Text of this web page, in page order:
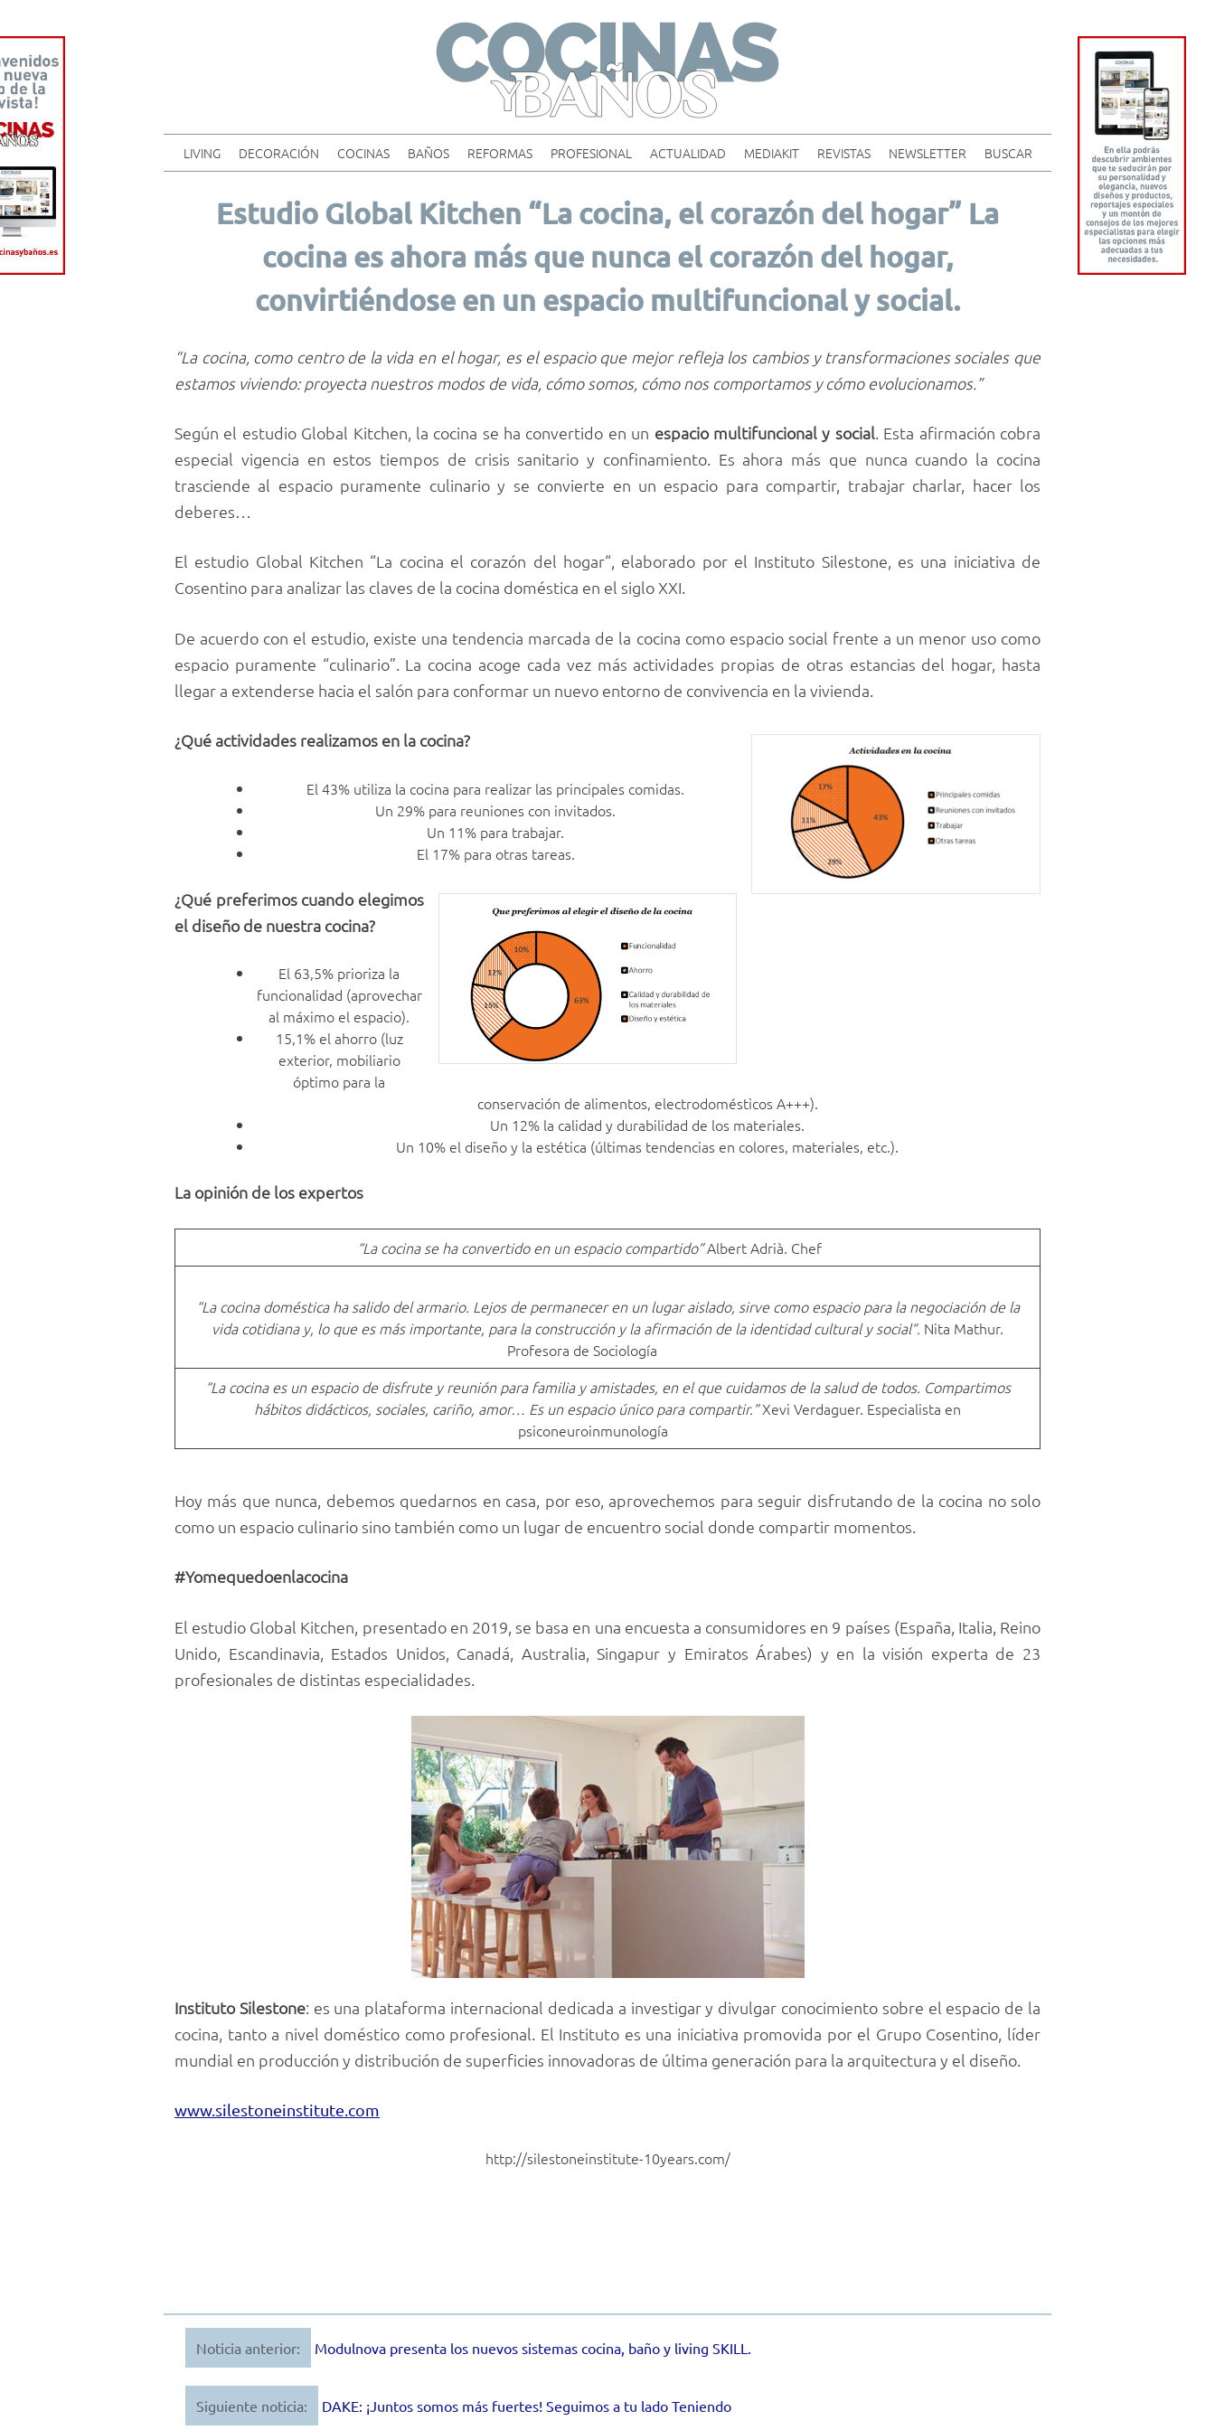
content
LIVING DECORACIÓN COCINAS BAÑOS REFORMAS PROFESIONAL ACTUALIDAD MEDIAKIT REVISTAS NEWSLETTER BUSCAR
Estudio Global Kitchen “La cocina, el corazón del hogar” La
cocina es ahora más que nunca el corazón del hogar,
convirtiéndose en un espacio multifuncional y social.
“La cocina, como centro de la vida en el hogar, es el espacio que mejor refleja los cambios y transformaciones sociales que
estamos viviendo: proyecta nuestros modos de vida, cómo somos, cómo nos comportamos y cómo evolucionamos.”
Según el estudio Global Kitchen, la cocina se ha convertido en un espacio multifuncional y social. Esta afirmación cobra
especial vigencia en estos tiempos de crisis sanitario y confinamiento. Es ahora más que nunca cuando la cocina
trasciende al espacio puramente culinario y se convierte en un espacio para compartir, trabajar charlar, hacer los
deberes…
El estudio Global Kitchen “La cocina el corazón del hogar“, elaborado por el Instituto Silestone, es una iniciativa de
Cosentino para analizar las claves de la cocina doméstica en el siglo XXI.
De acuerdo con el estudio, existe una tendencia marcada de la cocina como espacio social frente a un menor uso como
espacio puramente “culinario”. La cocina acoge cada vez más actividades propias de otras estancias del hogar, hasta
llegar a extenderse hacia el salón para conformar un nuevo entorno de convivencia en la vivienda.
¿Qué actividades realizamos en la cocina?
El 43% utiliza la cocina para realizar las principales comidas.
Un 29% para reuniones con invitados.
Un 11% para trabajar.
El 17% para otras tareas.
¿Qué preferimos cuando elegimos
el diseño de nuestra cocina?
El 63,5% prioriza la
funcionalidad (aprovechar
al máximo el espacio).
15,1% el ahorro (luz
exterior, mobiliario
óptimo para la
conservación de alimentos, electrodomésticos A+++).
Un 12% la calidad y durabilidad de los materiales.
Un 10% el diseño y la estética (últimas tendencias en colores, materiales, etc.).
La opinión de los expertos
“La cocina se ha convertido en un espacio compartido”Albert Adrià. Chef
“La cocina doméstica ha salido del armario. Lejos de permanecer en un lugar aislado, sirve como espacio para la negociación de la
vida cotidiana y, lo que es más importante, para la construcción y la afirmación de la identidad cultural y social”. Nita Mathur.
Profesora de Sociología
“La cocina es un espacio de disfrute y reunión para familia y amistades, en el que cuidamos de la salud de todos. Compartimos
hábitos didácticos, sociales, cariño, amor… Es un espacio único para compartir.”Xevi Verdaguer. Especialista en
psiconeuroinmunología
Hoy más que nunca, debemos quedarnos en casa, por eso, aprovechemos para seguir disfrutando de la cocina no solo
como un espacio culinario sino también como un lugar de encuentro social donde compartir momentos.
#Yomequedoenlacocina
El estudio Global Kitchen, presentado en 2019, se basa en una encuesta a consumidores en 9 países (España, Italia, Reino
Unido, Escandinavia, Estados Unidos, Canadá, Australia, Singapur y Emiratos Árabes) y en la visión experta de 23
profesionales de distintas especialidades.
Instituto Silestone: es una plataforma internacional dedicada a investigar y divulgar conocimiento sobre el espacio de la
cocina, tanto a nivel doméstico como profesional. El Instituto es una iniciativa promovida por el Grupo Cosentino, líder
mundial en producción y distribución de superficies innovadoras de última generación para la arquitectura y el diseño.
www.silestoneinstitute.com
http://silestoneinstitute-10years.com/
Navegación
de
entradas
Noticia anterior: Modulnova presenta los nuevos sistemas cocina, baño y living SKILL.
Siguiente noticia: DAKE: ¡Juntos somos más fuertes! Seguimos a tu lado Teniendo